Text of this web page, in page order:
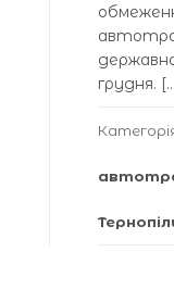
грудня.